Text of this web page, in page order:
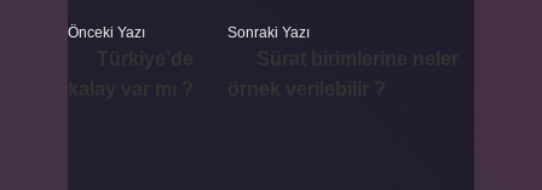
Önceki Yazı Sonraki Yazı